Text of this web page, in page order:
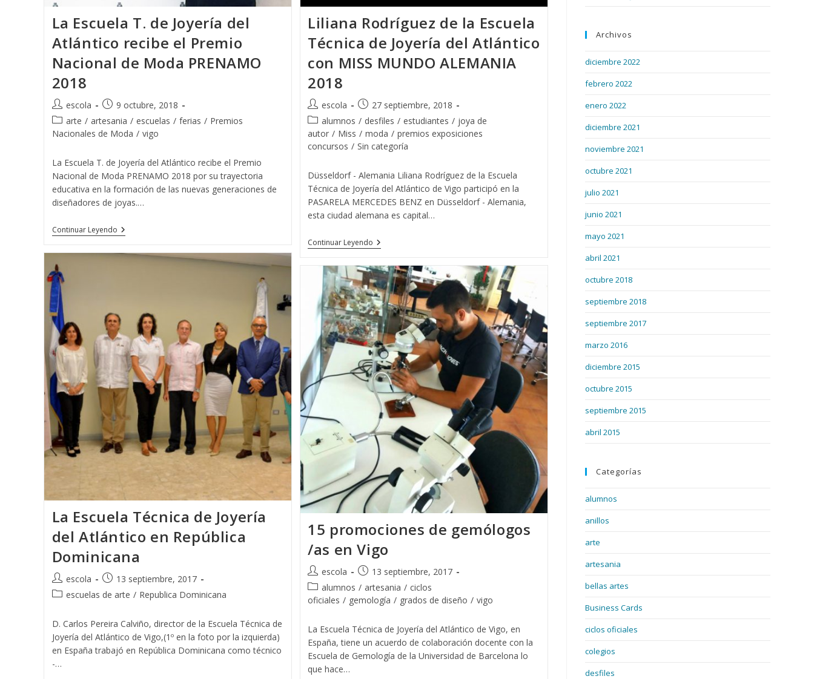
La Escuela T. de Joyería del
Atlántico recibe el Premio
Nacional de Moda PRENAMO
2018
Autor
de
la
escola
Publicación
de
la
9 octubre, 2018
Categoría
de
entrada:
arte / artesania / escuelas / ferias / Premios
Nacionales de Moda / vigo
La Escuela T. de Joyería del Atlántico recibe el Premio
Nacional de Moda PRENAMO 2018 por su trayectoria
educativa en la formación de las nuevas generaciones de
diseñadores de joyas.…
Continuar LeyendoLa
Escuela
De
Premio
Nacional
De
Moda
PRENAMO
2018
Liliana Rodríguez de la Escuela
Técnica de Joyería del Atlántico
con MISS MUNDO ALEMANIA
2018
Autor
de
la
entrada:
escola
Publicación
de
la
entrada:
27 septiembre, 2018
Categoría
de
la
alumnos / desfiles / estudiantes / joya de
autor / Miss / moda / premios exposiciones
concursos / Sin categoría
Düsseldorf - Alemania Liliana Rodríguez de la Escuela
Técnica de Joyería del Atlántico de Vigo participó en la
PASARELA MERCEDES BENZ en Düsseldorf - Alemania,
esta ciudad alemana es capital…
Continuar Leyendo Liliana
Rodríguez
La
Escuela
Técnica
De
Joyería
Del
Atlántico
Con
MISS
MUNDO
ALEMANIA
2018
La Escuela Técnica de Joyería
del Atlántico en República
Dominicana
Autor
de
escola
Publicación
de
13 septiembre, 2017
Categoría
la
entrada:
escuelas de arte / Republica Dominicana
D. Carlos Pereira Calviño, director de la Escuela Técnica de
Joyería del Atlántico de Vigo,(1º en la foto por la izquierda)
en España trabajó en República Dominicana como técnico
-…
15 promociones de gemólogos
/as en Vigo
Autor
de
la
escola
Publicación
de
la
entrada:
13 septiembre, 2017
Categoría
de
entrada:
alumnos / artesania / ciclos
oficiales / gemología / grados de diseño / vigo
La Escuela Técnica de Joyería del Atlántico de Vigo, en
España, tiene un acuerdo de colaboración docente con la
Escuela de Gemología de la Universidad de Barcelona lo
que hace…
Archivos
diciembre 2022
febrero 2022
enero 2022
diciembre 2021
noviembre 2021
octubre 2021
julio 2021
junio 2021
mayo 2021
abril 2021
octubre 2018
septiembre 2018
septiembre 2017
marzo 2016
diciembre 2015
octubre 2015
septiembre 2015
abril 2015
Categorías
alumnos
anillos
arte
artesania
bellas artes
Business Cards
ciclos oficiales
colegios
desfiles